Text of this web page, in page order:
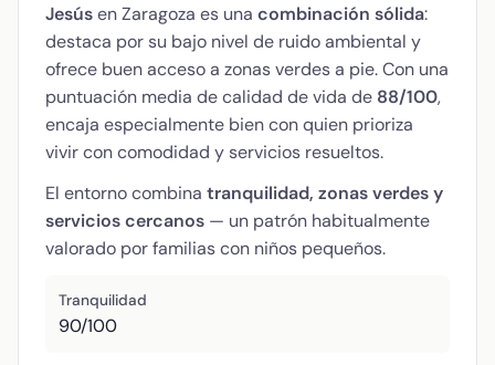
Jesúsen Zaragoza es una combinación sólida:
destaca por su bajo nivel de ruido ambiental y
ofrece buen acceso a zonas verdes a pie. Con una
puntuación media de calidad de vida de 88/100,
encaja especialmente bien con quien prioriza
vivir con comodidad y servicios resueltos.
El entorno combina tranquilidad, zonas verdes y
servicios cercanos — un patrón habitualmente
valorado por familias con niños pequeños.
Tranquilidad
90/100